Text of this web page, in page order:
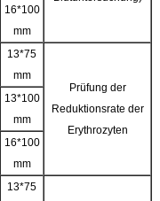
16*100
mm
13*75
mm
Prüfung der
Reduktionsrate der
Erythrozyten
13*100
mm
16*100
mm
13*75